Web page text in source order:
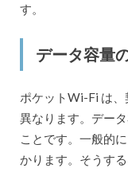
す。
データ容量
ポケットWi-Fi は
異なります。デー
ことです。一般的
かります。そうす